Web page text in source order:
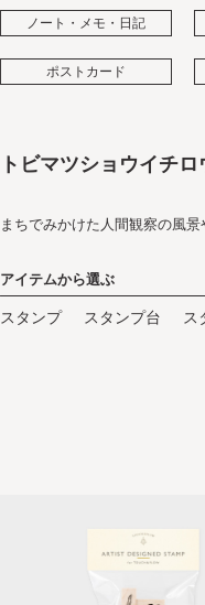
ノート・メモ・日記
ポストカード
トビマツショウイチロ
まちでみかけた人間観察の風
アイテムから選ぶ
スタンプ スタンプ台 ス